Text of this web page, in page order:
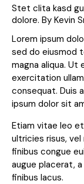
Stet clita kasd
dolore. By Kevin
Lorem ipsum
sed do eiusmod
magna aliqua. Ut
exercitation
consequat. Duis
ipsum dolor sit
Etiam vitae leo
ultricies risus,
finibus congue
augue placerat,
finibus lacus.